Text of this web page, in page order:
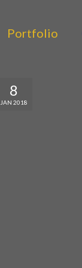
Portfolio
8
JAN 2018